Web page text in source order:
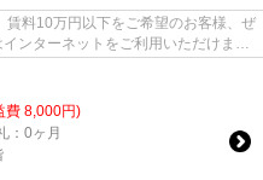
料10万円以下をご希望のお客様、ぜ
ンターネットをご利用いただけま
費 8,000円)
：0ヶ月